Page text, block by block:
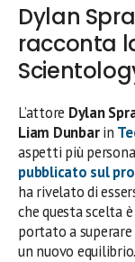
Dylan
racconta
L’attore Dylan
Liam Dunbarin
aspetti più
pubblicato sul
ha rivelato di
che questa scelta
portato a
un nuovo equilibrio.